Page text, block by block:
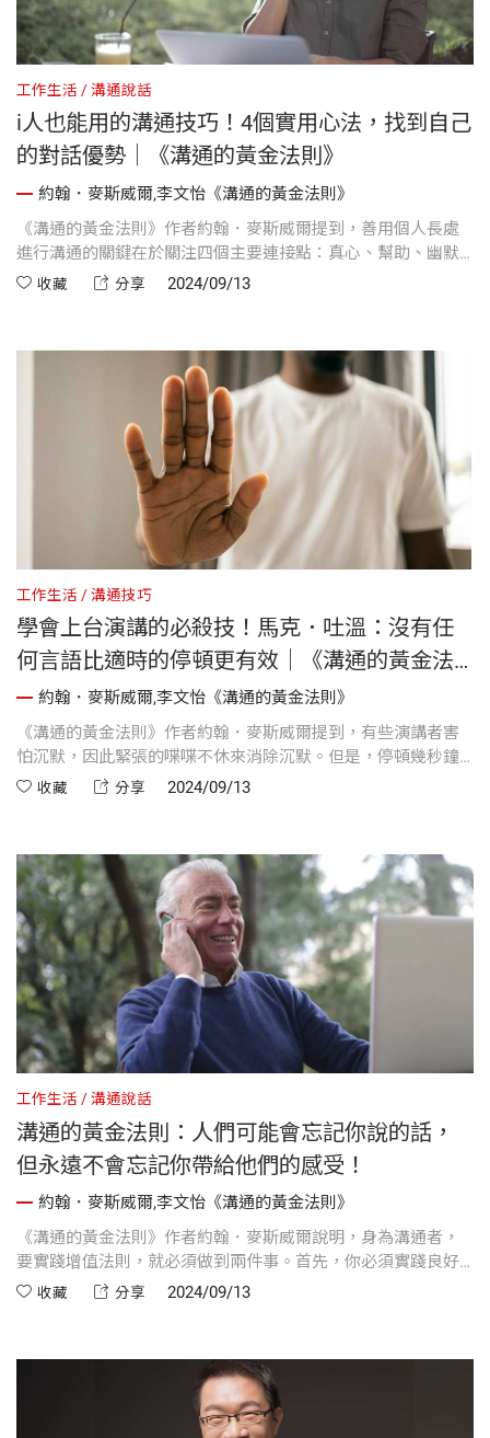
工作生活 溝通說話
i人也能用的溝通技巧！4個實用心法，找到自己
的對話優勢｜《溝通的黃金法則》
約翰．麥斯威爾,李文怡《溝通的黃金法則》
《溝通的黃金法則》作者約翰．麥斯威爾提到，善用個人長處
進行溝通的關鍵在於關注四個主要連接點：真心、幫助、幽默
和希望。這四項特質中，哪一個是你最有效的連結優勢呢？
收藏 分享 2024/09/13
工作生活 溝通技巧
學會上台演講的必殺技！馬克．吐溫：沒有任
何言語比適時的停頓更有效｜《溝通的黃金法
則》約翰．麥斯威爾,李文怡《溝通的黃金法則》
《溝通的黃金法則》作者約翰．麥斯威爾提到，有些演講者害
怕沉默，因此緊張的喋喋不休來消除沉默。但是，停頓幾秒鐘
不說話是我和聽眾建立連結最有效的其中一個方法，它可以成
收藏 分享 2024/09/13
工作生活 溝通說話
溝通的黃金法則：人們可能會忘記你說的話，
但永遠不會忘記你帶給他們的感受！
約翰．麥斯威爾,李文怡《溝通的黃金法則》
《溝通的黃金法則》作者約翰．麥斯威爾說明，身為溝通者，
要實踐增值法則，就必須做到兩件事。首先，你必須實踐良好
的價值觀。實踐良好的價值觀使我們重視他人，抱持正確的動
添價值。
收藏 分享 2024/09/13